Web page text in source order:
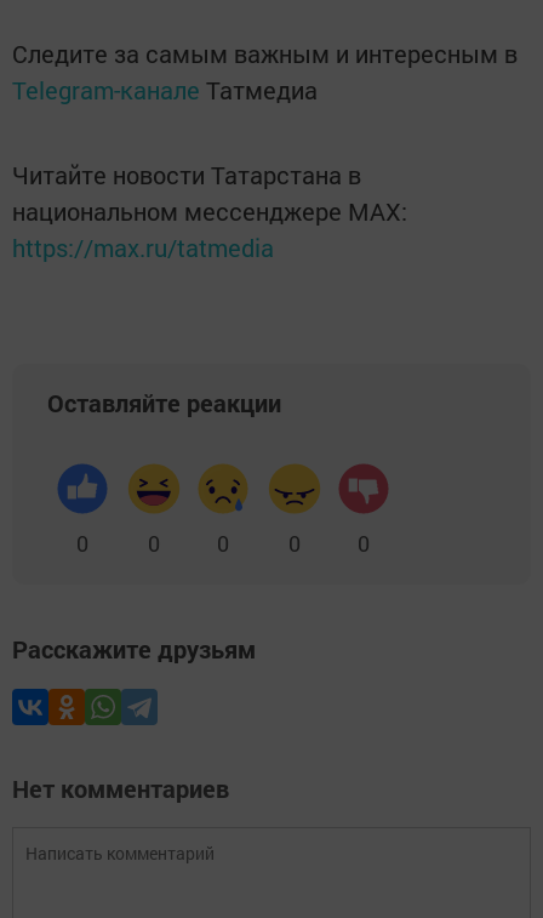
Следите за самым важным и интересным в
Telegram-канале Татмедиа
Читайте новости Татарстана в
национальном мессенджере MАХ:
https://max.ru/tatmedia
Оставляйте реакции
0 0 0 0 0
Расскажите друзьям
Нет комментариев